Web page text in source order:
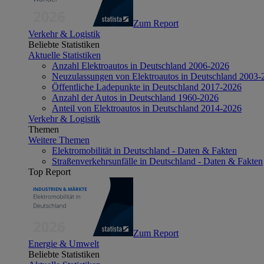
Zum Report
Verkehr & Logistik
Beliebte Statistiken
Aktuelle Statistiken
Anzahl Elektroautos in Deutschland 2006-2026
Neuzulassungen von Elektroautos in Deutschland 2003-
Öffentliche Ladepunkte in Deutschland 2017-2026
Anzahl der Autos in Deutschland 1960-2026
Anteil von Elektroautos in Deutschland 2014-2026
Verkehr & Logistik
Themen
Weitere Themen
Elektromobilität in Deutschland - Daten & Fakten
Straßenverkehrsunfälle in Deutschland - Daten & Fakten
Top Report
Zum Report
Energie & Umwelt
Beliebte Statistiken